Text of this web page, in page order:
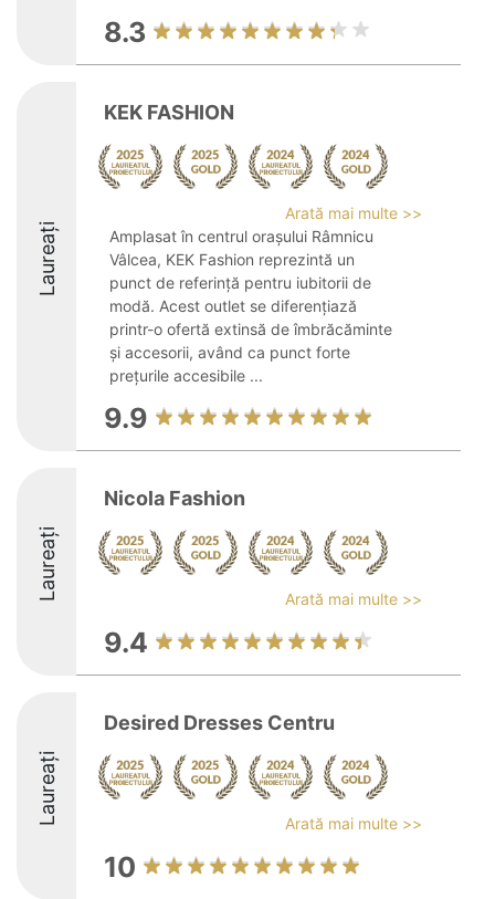
8.3
Laureați
KEK FASHION
Arată mai multe >>
Amplasat în centrul orașului Râmnicu
Vâlcea, KEK Fashion reprezintă un
punct de referință pentru iubitorii de
modă. Acest outlet se diferențiază
printr-o ofertă extinsă de îmbrăcăminte
și accesorii, având ca punct forte
prețurile accesibile ...
9.9
Laureați
Nicola Fashion
Arată mai multe >>
9.4
Laureați
Desired Dresses Centru
Arată mai multe >>
10